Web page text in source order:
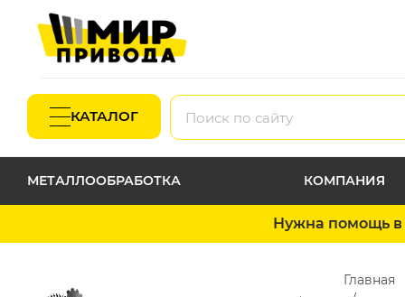
КАТАЛОГ
МЕТАЛЛООБРАБОТКА КОМПАНИЯ
Нужна помощь в
Главная